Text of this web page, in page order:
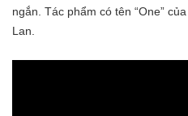
ngắn. Tác phẩm có tên “One”
Lan.